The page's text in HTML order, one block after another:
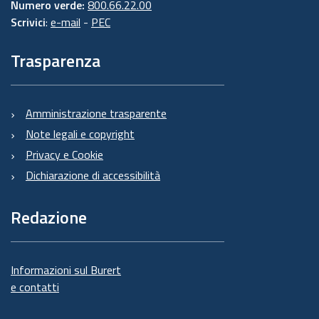
Numero verde: 800.66.22.00
Scrivici: e-mail - PEC
Trasparenza
Amministrazione trasparente
Note legali e copyright
Privacy e Cookie
Dichiarazione di accessibilità
Redazione
Informazioni sul Burert
e contatti